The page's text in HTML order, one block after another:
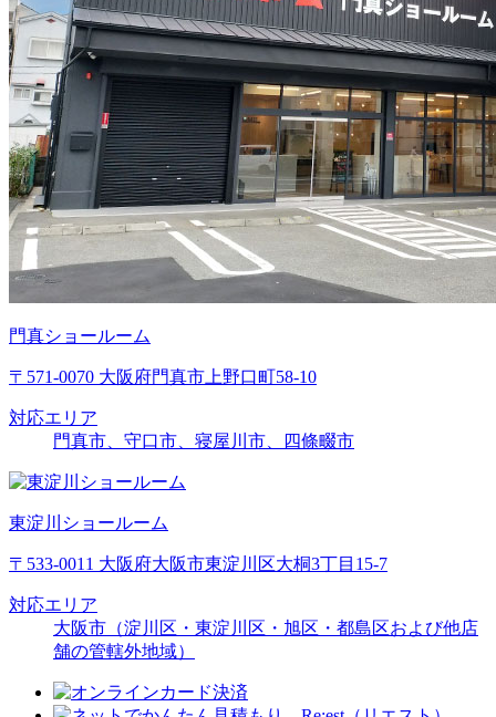
門真ショールーム
〒571-0070 大阪府門真市上野口町58-10
対応エリア
門真市、守口市、寝屋川市、四條畷市
東淀川ショールーム
〒533-0011 大阪府大阪市東淀川区大桐3丁目15-7
対応エリア
大阪市（淀川区・東淀川区・旭区・都島区および他店
舗の管轄外地域）